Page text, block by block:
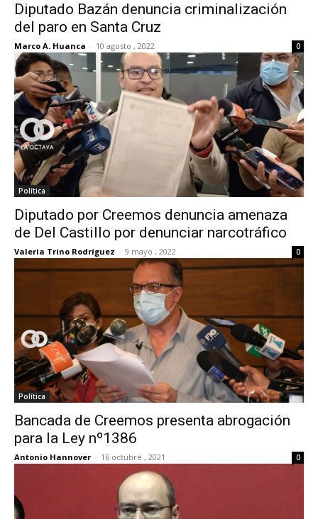
Diputado Bazán denuncia criminalización
del paro en Santa Cruz
Marco A. Huanca - 10 agosto , 2022 0
Política
Diputado por Creemos denuncia amenaza
de Del Castillo por denunciar narcotráfico
Valeria Trino Rodríguez - 9 mayo , 2022 0
Política
Bancada de Creemos presenta abrogación
para la Ley nº1386
Antonio Hannover - 16 octubre , 2021 0